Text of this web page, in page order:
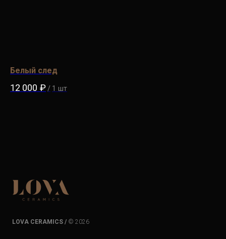
Белый след
12 000 ₽/ 1 шт
LOVA CERAMICS / © 2026